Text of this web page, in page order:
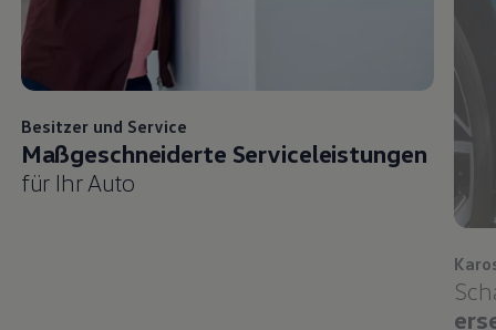
Besitzer und Service
Maßgeschneiderte Serviceleistungen
für Ihr Auto